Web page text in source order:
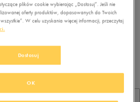
do wyświetlenia
usuń wybrane filtry
plików cookie wybierając „Dostosuj”. Jeśli nie
oferty produktów, dopasowanych do Twoich
W celu uzyskania więcej informacji, przeczytaj
Dostosuj
OK